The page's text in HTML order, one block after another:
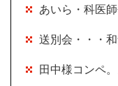
あいら・科医
送別会・・・
田中様コンペ